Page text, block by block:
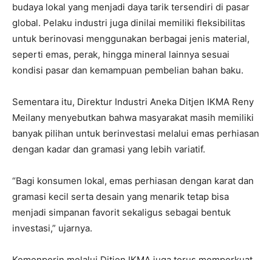
budaya lokal yang menjadi daya tarik tersendiri di pasar
global. Pelaku industri juga dinilai memiliki fleksibilitas
untuk berinovasi menggunakan berbagai jenis material,
seperti emas, perak, hingga mineral lainnya sesuai
kondisi pasar dan kemampuan pembelian bahan baku.
Sementara itu, Direktur Industri Aneka Ditjen IKMA Reny
Meilany menyebutkan bahwa masyarakat masih memiliki
banyak pilihan untuk berinvestasi melalui emas perhiasan
dengan kadar dan gramasi yang lebih variatif.
“Bagi konsumen lokal, emas perhiasan dengan karat dan
gramasi kecil serta desain yang menarik tetap bisa
menjadi simpanan favorit sekaligus sebagai bentuk
investasi,” ujarnya.